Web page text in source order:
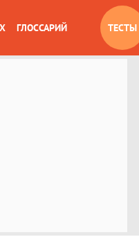
ГЛОССАРИЙ ТЕСТЫ